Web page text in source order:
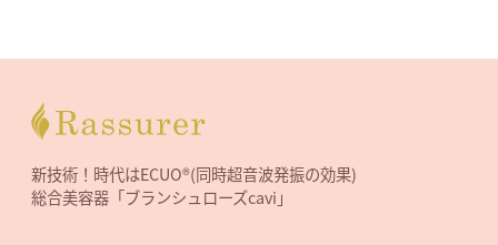
新技術！時代はECUO®(同時超音波発振の効果)
総合美容器「ブランシュローズcavi」